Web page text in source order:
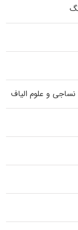
و علوم الیاف